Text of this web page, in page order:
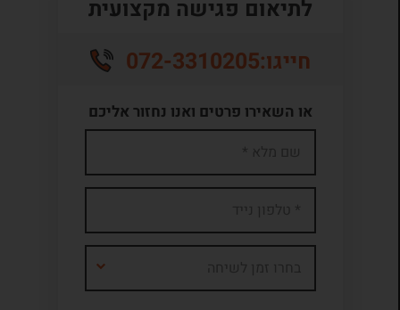
לתיאום פגישה מקצועית
חייגו:072-3310205
או השאירו פרטים ואנו נחזור אליכם